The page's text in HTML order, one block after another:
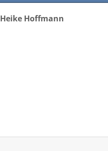
Heike Hoffmann